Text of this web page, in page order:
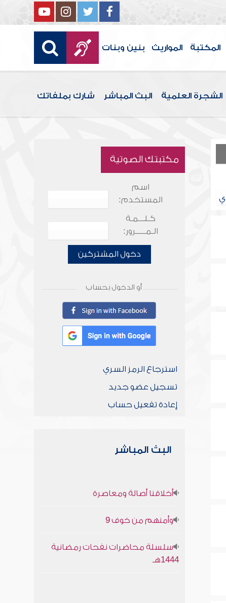
المكتبة المواريث بنين وبنات
الشجرة العلمية البث المباشر شارك بملفاتك
ي
مكتبتك الصوتية
اسم
المستخدم:
كـلـــمـة
الـمـــــرور:
دخول المشتركين
أو الدخول بحساب
استرجاع الرمز السري
تسجيل عضو جديد
إعادة تفعيل حساب
البث المباشر
أخلاقنا أصالة ومعاصرة
وأمنهم من خوف 9
سلسلة محاضرات نفحات رمضانية
1444هـ